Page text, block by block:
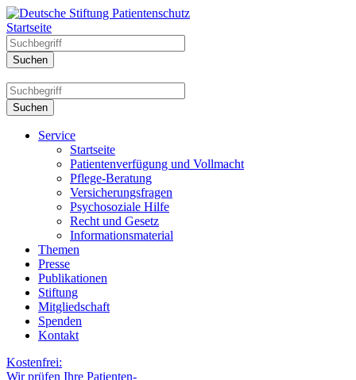
Startseite
Service
Startseite
Patientenverfügung und Vollmacht
Pflege-Beratung
Versicherungsfragen
Psychosoziale Hilfe
Recht und Gesetz
Informationsmaterial
Themen
Presse
Publikationen
Stiftung
Mitgliedschaft
Spenden
Kontakt
Kostenfrei:
Wir prüfen Ihre Patienten-